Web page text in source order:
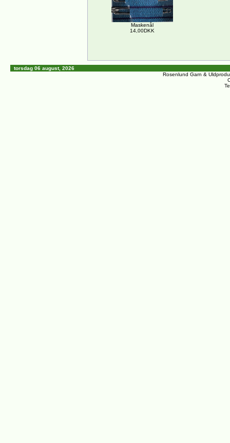
Maskenål
14,00DKK
torsdag 06 august, 2026
Rosenlund Garn &